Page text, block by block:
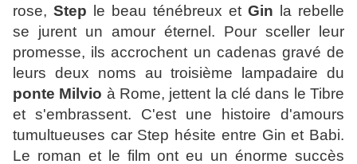
rose, Step le beau ténébreux et Gin la rebelle
se jurent un amour éternel. Pour sceller leur
promesse, ils accrochent un cadenas gravé de
leurs deux noms au troisième lampadaire du
ponte Milvio à Rome, jettent la clé dans le Tibre
et s'embrassent. C'est une histoire d'amours
tumultueuses car Step hésite entre Gin et Babi.
Le roman et le film ont eu un énorme succès